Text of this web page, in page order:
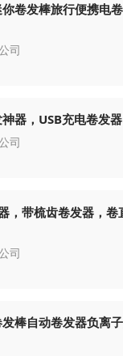
奇田热水器维修售
卷发棒旅行便携电
司
器，USB充电卷发器
司
，带梳齿卷发器，卷
司
棒自动卷发器负离